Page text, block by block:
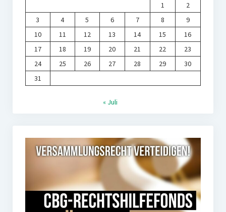
1
2
3
4 5 6 7 8
9
10
11 12 13 14 15
16
17
18 19 20 21 22
23
24
25 26 27 28 29
30
31
« Juli